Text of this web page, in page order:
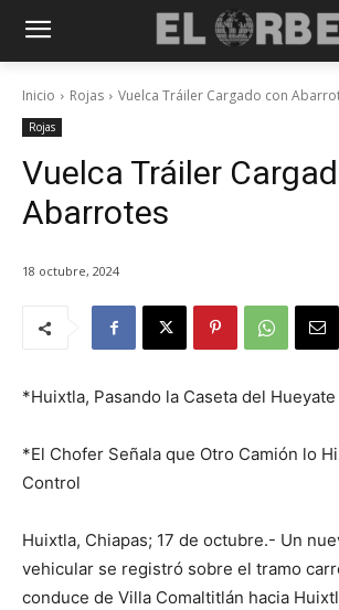
Inicio Rojas Vuelca Tráiler Cargado con
Rojas
Vuelca Tráiler
Abarrotes
18 octubre, 2024
*Huixtla, Pasando la Caseta del Hueyate
*El Chofer Señala que Otro Camión lo
Control
Huixtla, Chiapas; 17 de octubre.- Un
vehicular se registró sobre el tramo
conduce de Villa Comaltitlán hacia